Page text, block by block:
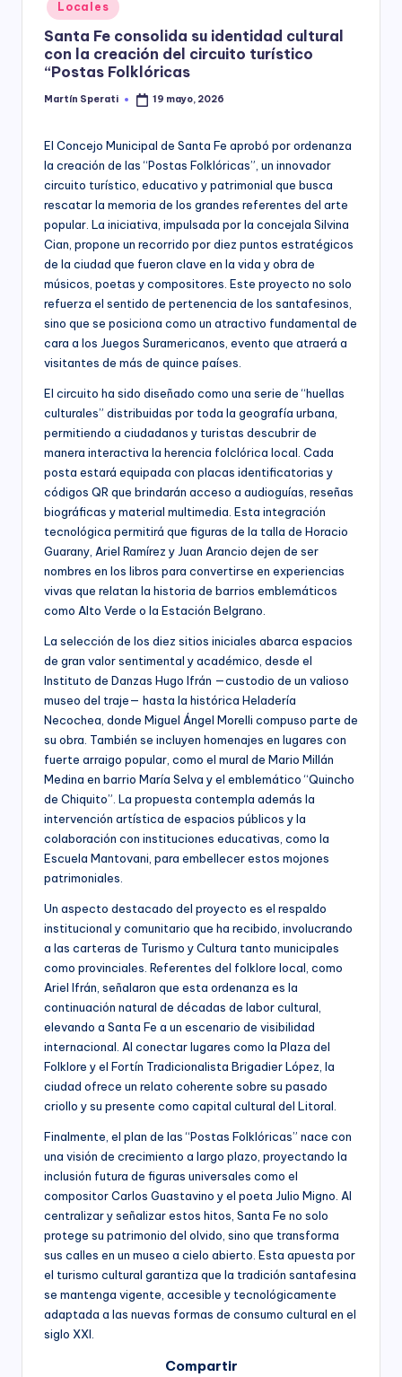
y
in
Locales
Santa Fe consolida su identidad cultural
con la creación del circuito turístico
“Postas Folklóricas
Posted
Martín Sperati 19 mayo, 2026
El Concejo Municipal de Santa Fe aprobó por ordenanza
la creación de las “Postas Folklóricas”, un innovador
circuito turístico, educativo y patrimonial que busca
rescatar la memoria de los grandes referentes del arte
popular. La iniciativa, impulsada por la concejala Silvina
Cian, propone un recorrido por diez puntos estratégicos
de la ciudad que fueron clave en la vida y obra de
músicos, poetas y compositores. Este proyecto no solo
refuerza el sentido de pertenencia de los santafesinos,
sino que se posiciona como un atractivo fundamental de
cara a los Juegos Suramericanos, evento que atraerá a
visitantes de más de quince países.
El circuito ha sido diseñado como una serie de “huellas
culturales” distribuidas por toda la geografía urbana,
permitiendo a ciudadanos y turistas descubrir de
manera interactiva la herencia folclórica local. Cada
posta estará equipada con placas identificatorias y
códigos QR que brindarán acceso a audioguías, reseñas
biográficas y material multimedia. Esta integración
tecnológica permitirá que figuras de la talla de Horacio
Guarany, Ariel Ramírez y Juan Arancio dejen de ser
nombres en los libros para convertirse en experiencias
vivas que relatan la historia de barrios emblemáticos
como Alto Verde o la Estación Belgrano.
La selección de los diez sitios iniciales abarca espacios
de gran valor sentimental y académico, desde el
Instituto de Danzas Hugo Ifrán —custodio de un valioso
museo del traje— hasta la histórica Heladería
Necochea, donde Miguel Ángel Morelli compuso parte de
su obra. También se incluyen homenajes en lugares con
fuerte arraigo popular, como el mural de Mario Millán
Medina en barrio María Selva y el emblemático “Quincho
de Chiquito”. La propuesta contempla además la
intervención artística de espacios públicos y la
colaboración con instituciones educativas, como la
Escuela Mantovani, para embellecer estos mojones
patrimoniales.
Un aspecto destacado del proyecto es el respaldo
institucional y comunitario que ha recibido, involucrando
a las carteras de Turismo y Cultura tanto municipales
como provinciales. Referentes del folklore local, como
Ariel Ifrán, señalaron que esta ordenanza es la
continuación natural de décadas de labor cultural,
elevando a Santa Fe a un escenario de visibilidad
internacional. Al conectar lugares como la Plaza del
Folklore y el Fortín Tradicionalista Brigadier López, la
ciudad ofrece un relato coherente sobre su pasado
criollo y su presente como capital cultural del Litoral.
Finalmente, el plan de las “Postas Folklóricas” nace con
una visión de crecimiento a largo plazo, proyectando la
inclusión futura de figuras universales como el
compositor Carlos Guastavino y el poeta Julio Migno. Al
centralizar y señalizar estos hitos, Santa Fe no solo
protege su patrimonio del olvido, sino que transforma
sus calles en un museo a cielo abierto. Esta apuesta por
el turismo cultural garantiza que la tradición santafesina
se mantenga vigente, accesible y tecnológicamente
adaptada a las nuevas formas de consumo cultural en el
siglo XXI.
Compartir